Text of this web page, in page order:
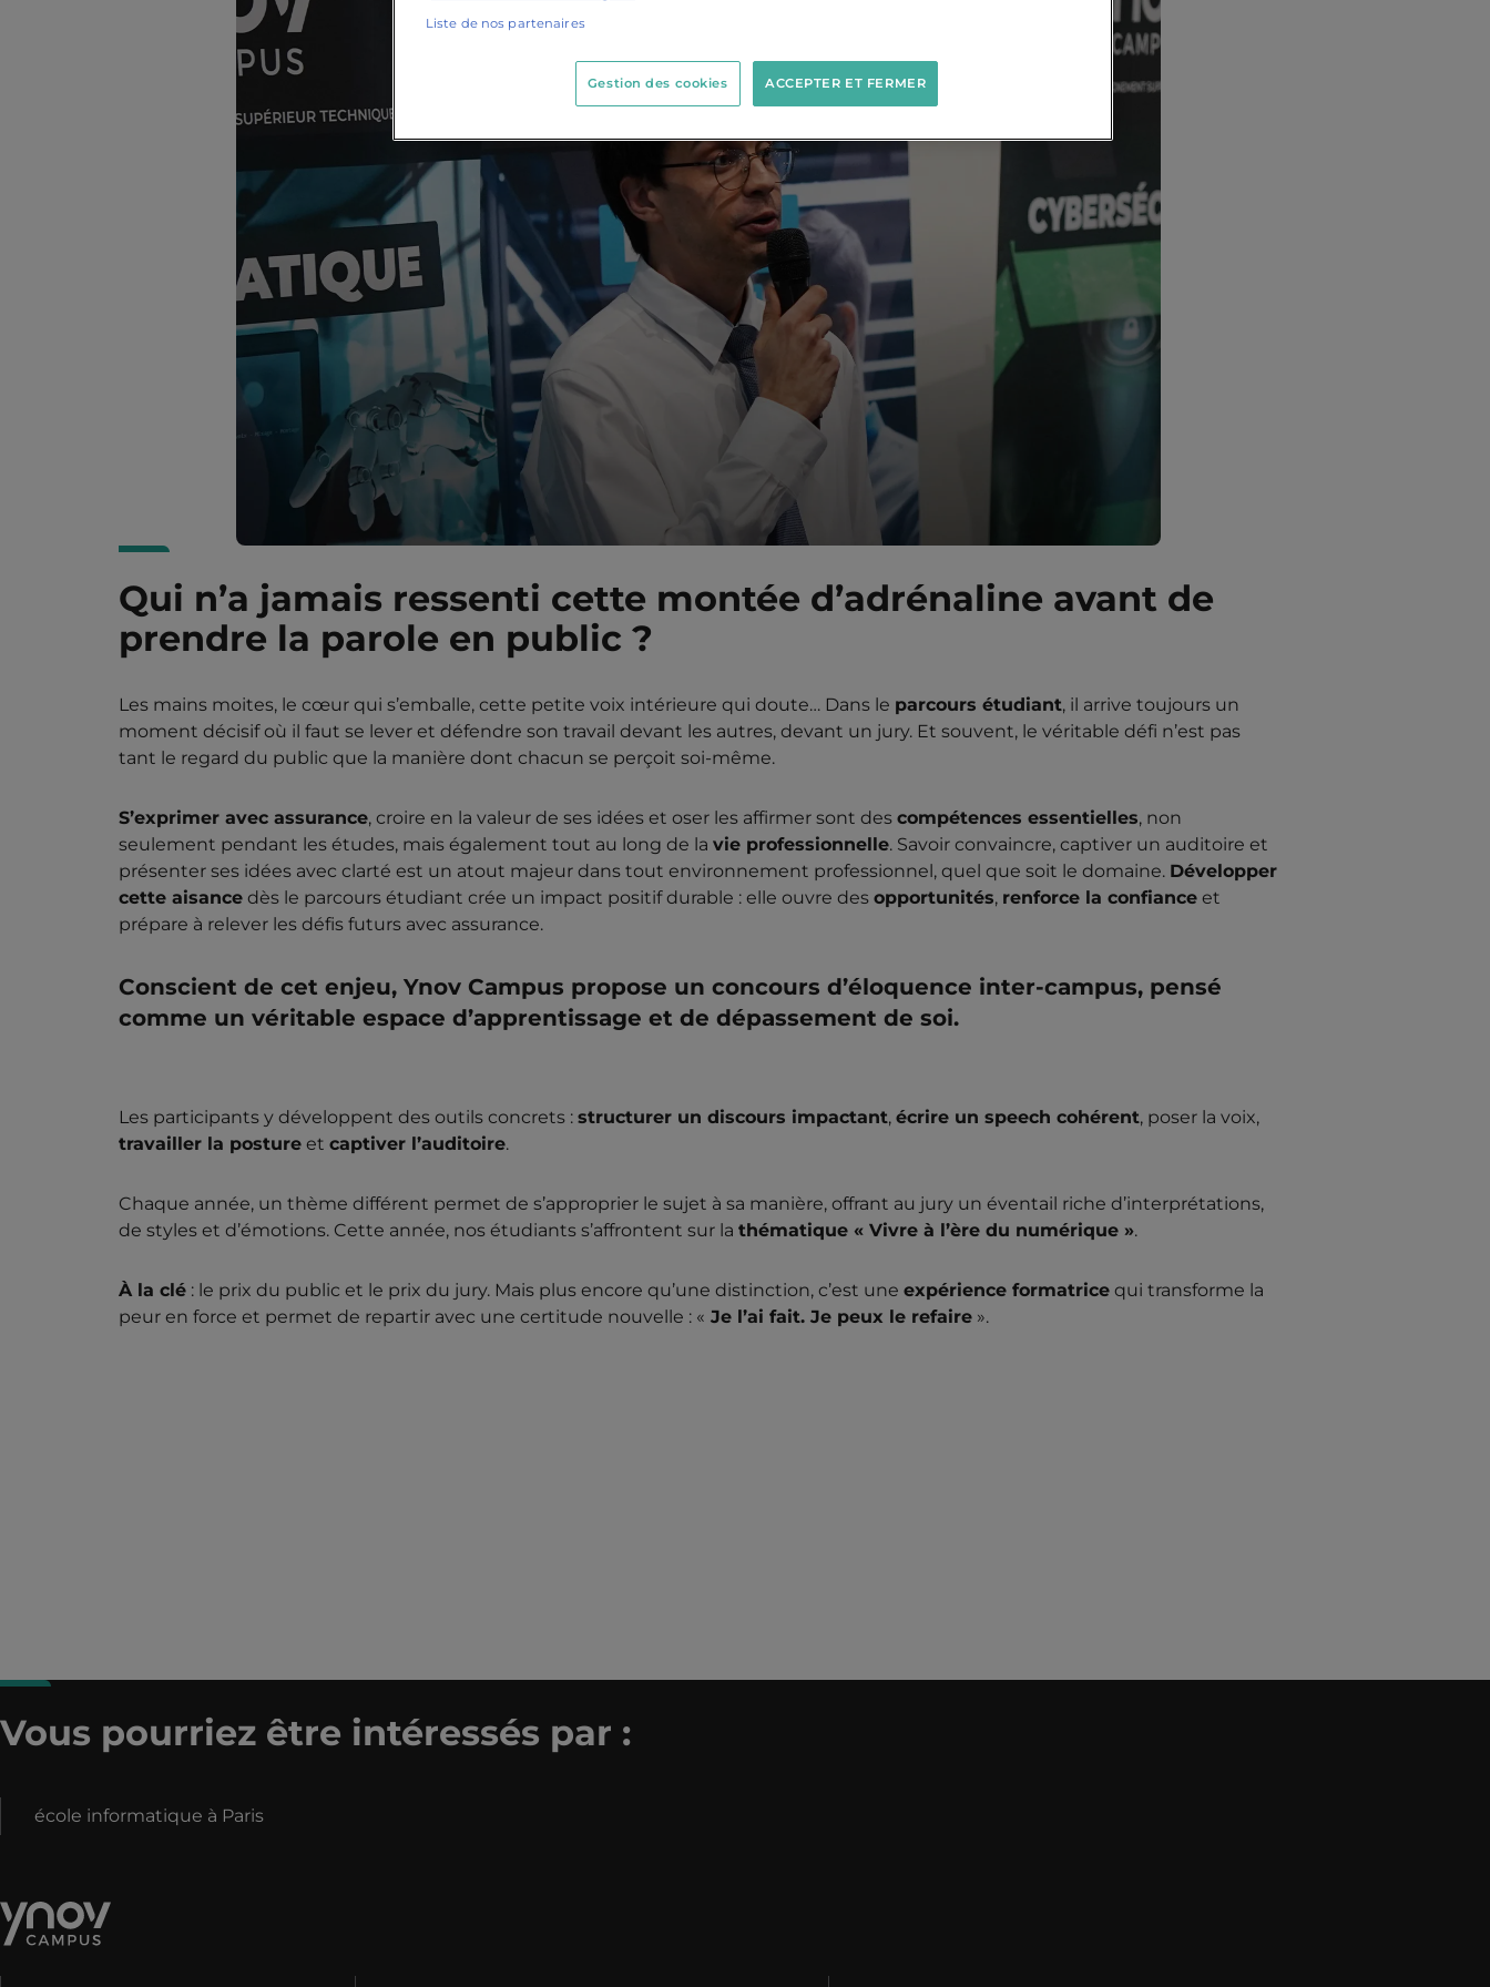
Qui n’a jamais ressenti cette montée d’adrénaline avant de
prendre la parole en public ?
Les mains moites, le cœur qui s’emballe, cette petite voix intérieure qui doute… Dans le parcours étudiant, il arrive toujours un
moment décisif où il faut se lever et défendre son travail devant les autres, devant un jury. Et souvent, le véritable défi n’est pas
tant le regard du public que la manière dont chacun se perçoit soi-même.
S’exprimer avec assurance, croire en la valeur de ses idées et oser les affirmer sont des compétences essentielles, non
seulement pendant les études, mais également tout au long de la vie professionnelle. Savoir convaincre, captiver un auditoire et
présenter ses idées avec clarté est un atout majeur dans tout environnement professionnel, quel que soit le domaine. Développer
cette aisancedès le parcours étudiant crée un impact positif durable : elle ouvre des opportunités, renforce la confianceet
prépare à relever les défis futurs avec assurance.
Conscient de cet enjeu, Ynov Campus propose un concours d’éloquence inter-campus, pensé
comme un véritable espace d’apprentissage et de dépassement de soi.
Les participants y développent des outils concrets : structurer un discours impactant, écrire un speech cohérent, poser la voix,
travailler la postureet captiver l’auditoire.
Chaque année, un thème différent permet de s’approprier le sujet à sa manière, offrant au jury un éventail riche d’interprétations,
de styles et d’émotions. Cette année, nos étudiants s’affrontent sur la thématique « Vivre à l’ère du numérique ».
À la clé: le prix du public et le prix du jury. Mais plus encore qu’une distinction, c’est une expérience formatricequi transforme la
peur en force et permet de repartir avec une certitude nouvelle : « Je l’ai fait. Je peux le refaire».
Vous pourriez être intéressés par :
école informatique à Paris
Liste de nos partenaires
ACCEPTER ET FERMER
Gestion des cookies